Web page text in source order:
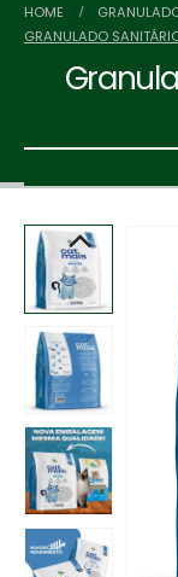
HOME
GRANULADO